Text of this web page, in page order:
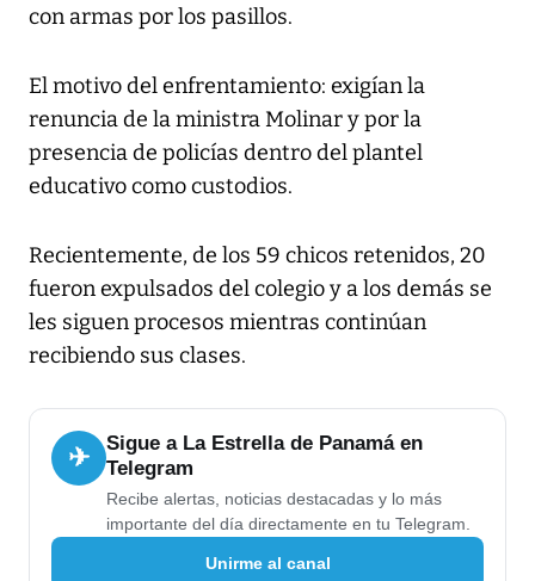
con armas por los pasillos.
El motivo del enfrentamiento: exigían la
renuncia de la ministra Molinar y por la
presencia de policías dentro del plantel
educativo como custodios.
Recientemente, de los 59 chicos retenidos, 20
fueron expulsados del colegio y a los demás se
les siguen procesos mientras continúan
recibiendo sus clases.
✈
Sigue a La Estrella de Panamá en
Telegram
Recibe alertas, noticias destacadas y lo más
importante del día directamente en tu Telegram.
Unirme al canal